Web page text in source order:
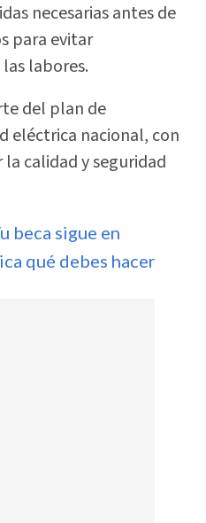
necesarias antes de
para evitar
labores.
del plan de
eléctrica nacional, con
calidad y seguridad
beca sigue en
qué debes hacer